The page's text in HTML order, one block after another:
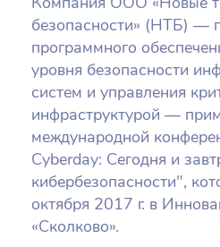
безопасности» (НТБ) —
программного
уровня безопасности
систем и управления
инфраструктурой —
международной
Cyberday: Сегодня и
кибербезопасности",
октября 2017 г. в
«Сколково».